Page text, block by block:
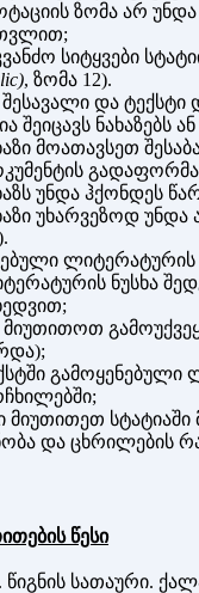
ზომა არ
სიტყვები
, ზომა 12).
შესავალი და ტექსტი
შეიცავს ნახაზებს
მოათავსეთ
უნდა ჰქონდეს
უხარვეზოდ უნდა
ნუსხა
სტატიაში
და ცხრილების
წესი
წიგნის სათაური.